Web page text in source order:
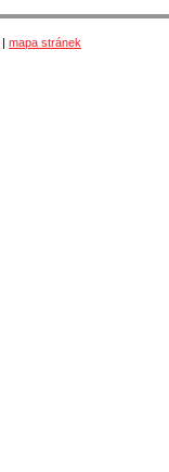
mapa stránek